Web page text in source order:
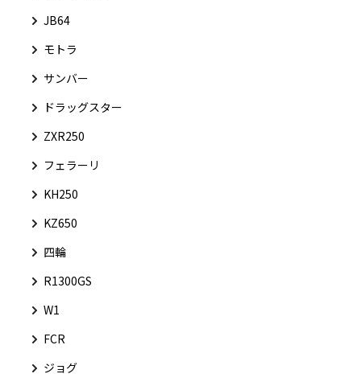
JB64
モトラ
サンバー
ドラッグスター
ZXR250
フェラーリ
KH250
KZ650
四輪
R1300GS
W1
FCR
ジョグ